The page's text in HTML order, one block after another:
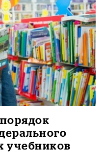
учебников